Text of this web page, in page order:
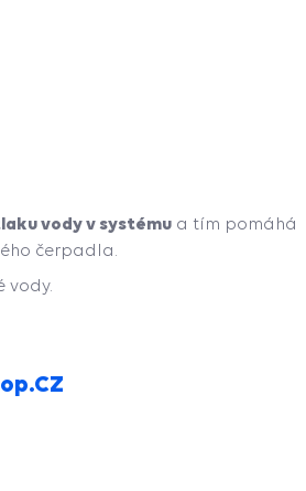
vody v systému a tím pomáhá
čerpadla.
vody.